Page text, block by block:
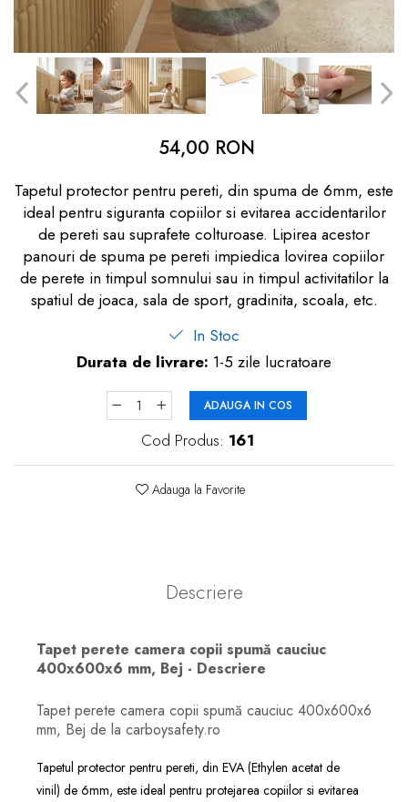
dopuri de urechi
Produse îngrijire copii
Igiena copii
54,00 RON
Tapetul protector pentru pereti, din spuma de 6mm, este
ideal pentru siguranta copiilor si evitarea accidentarilor
de pereti sau suprafete colturoase. Lipirea acestor
panouri de spuma pe pereti impiedica lovirea copiilor
de perete in timpul somnului sau in timpul activitatilor la
spatiul de joaca, sala de sport, gradinita, scoala, etc.
In Stoc
Durata de livrare: 1-5 zile lucratoare
ADAUGA IN COS
Cod Produs: 161
Adauga la Favorite
Descriere
Tapet perete camera copii spumă cauciuc
400x600x6 mm, Bej - Descriere
Tapet perete camera copii spumă cauciuc 400x600x6
mm, Bej de la carboysafety.ro
Tapetul protector pentru pereti, din EVA (Ethylen acetat de
vinil) de 6mm, este ideal pentru protejarea copiilor si evitarea